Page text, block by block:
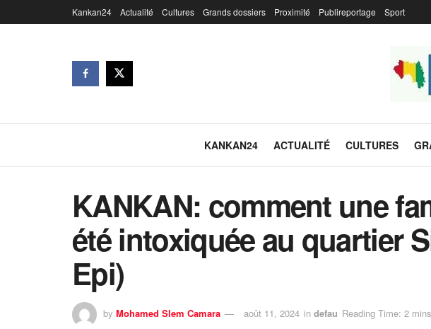
Kankan24 Actualité Cultures Grands dossiers Proximité Publireportage Sport
KANKAN24 ACTUALITÉ CULTURES
KANKAN: comment une
été intoxiquée au quartier
Epi)
by Mohamed Slem Camara août 11, 2024 in defau Reading Time: 2